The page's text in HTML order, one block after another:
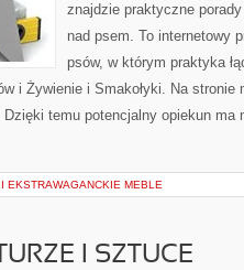
znajdzie praktyczne
nad psem. To internetowy
psów, w którym praktyka
i Żywienie i Smakołyki. Na stronie
temu potencjalny opiekun ma
EKSTRAWAGANCKIE MEBLE
I SZTUCE